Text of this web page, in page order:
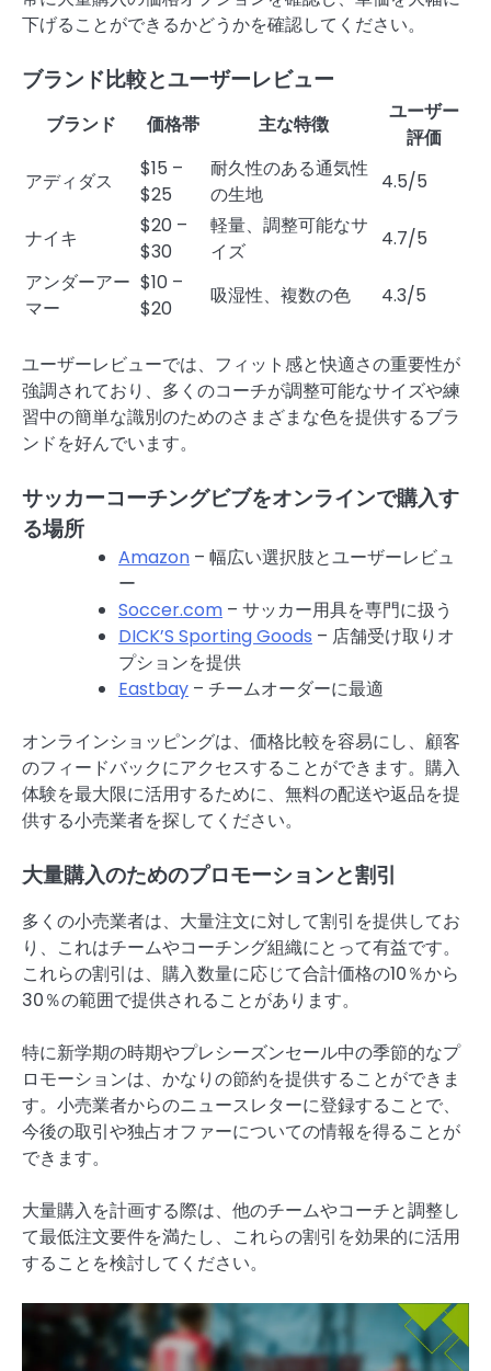
下げることができるかどうかを確認してください。
ブランド比較とユーザーレビュー
ブランド
価格帯 主な特徴
ユーザー
評価
アディダス
$15 –
$25
耐久性のある通気性
の生地
4.5/5
ナイキ
$20 –
$30
軽量、調整可能なサ
イズ
4.7/5
アンダーアー
マー
$10 –
$20
吸湿性、複数の色 4.3/5
ユーザーレビューでは、フィット感と快適さの重要性が
強調されており、多くのコーチが調整可能なサイズや練
習中の簡単な識別のためのさまざまな色を提供するブラ
ンドを好んでいます。
サッカーコーチングビブをオンラインで購入す
る場所
Amazon – 幅広い選択肢とユーザーレビュ
ー
Soccer.com – サッカー用具を専門に扱う
DICK’S Sporting Goods – 店舗受け取りオ
プションを提供
Eastbay – チームオーダーに最適
オンラインショッピングは、価格比較を容易にし、顧客
のフィードバックにアクセスすることができます。購入
体験を最大限に活用するために、無料の配送や返品を提
供する小売業者を探してください。
大量購入のためのプロモーションと割引
多くの小売業者は、大量注文に対して割引を提供してお
り、これはチームやコーチング組織にとって有益です。
これらの割引は、購入数量に応じて合計価格の10％から
30％の範囲で提供されることがあります。
特に新学期の時期やプレシーズンセール中の季節的なプ
ロモーションは、かなりの節約を提供することができま
す。小売業者からのニュースレターに登録することで、
今後の取引や独占オファーについての情報を得ることが
できます。
大量購入を計画する際は、他のチームやコーチと調整し
て最低注文要件を満たし、これらの割引を効果的に活用
することを検討してください。